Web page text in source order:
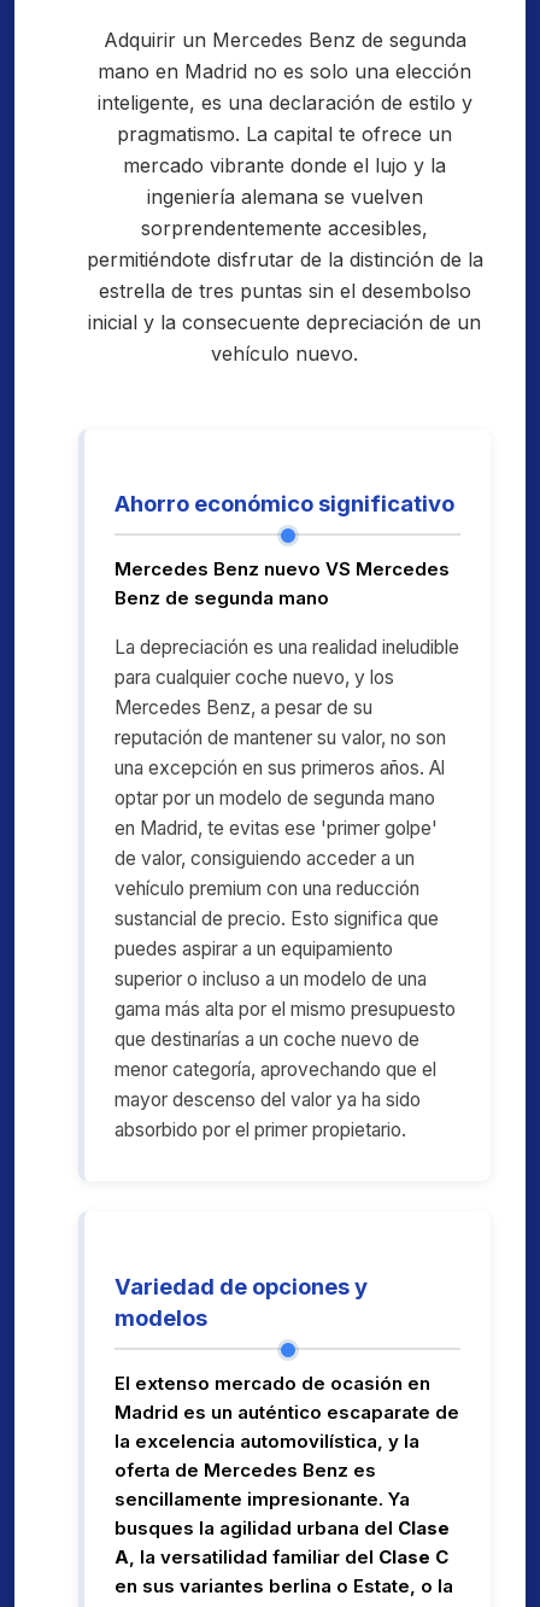
Adquirir un Mercedes Benz de segunda
mano en Madrid no es solo una elección
inteligente, es una declaración de estilo y
pragmatismo. La capital te ofrece un
mercado vibrante donde el lujo y la
ingeniería alemana se vuelven
sorprendentemente accesibles,
permitiéndote disfrutar de la distinción de la
estrella de tres puntas sin el desembolso
inicial y la consecuente depreciación de un
vehículo nuevo.
Ahorro económico significativo
Mercedes Benz nuevo VS Mercedes
Benz de segunda mano
La depreciación es una realidad ineludible
para cualquier coche nuevo, y los
Mercedes Benz, a pesar de su
reputación de mantener su valor, no son
una excepción en sus primeros años. Al
optar por un modelo de segunda mano
en Madrid, te evitas ese 'primer golpe'
de valor, consiguiendo acceder a un
vehículo premium con una reducción
sustancial de precio. Esto significa que
puedes aspirar a un equipamiento
superior o incluso a un modelo de una
gama más alta por el mismo presupuesto
que destinarías a un coche nuevo de
menor categoría, aprovechando que el
mayor descenso del valor ya ha sido
absorbido por el primer propietario.
Variedad de opciones y
modelos
El extenso mercado de ocasión en
Madrid es un auténtico escaparate de
la excelencia automovilística, y la
oferta de Mercedes Benz es
sencillamente impresionante. Ya
busques la agilidad urbana del Clase
A , la versatilidad familiar del Clase C
en sus variantes berlina o Estate, o la